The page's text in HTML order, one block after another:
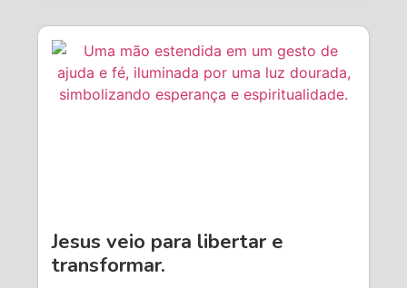
Jesus veio para libertar e
transformar.